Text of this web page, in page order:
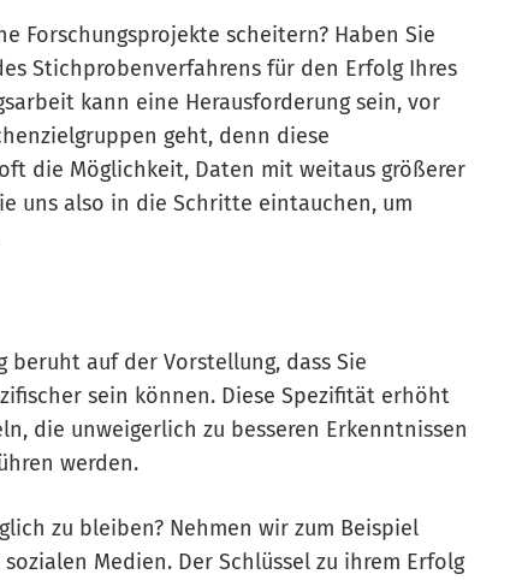
Forschungsprojekte scheitern? Haben Sie
Stichprobenverfahrens für den Erfolg Ihres
kann eine Herausforderung sein, vor
geht, denn diese
die Möglichkeit, Daten mit weitaus größerer
uns also in die Schritte eintauchen, um
beruht auf der Vorstellung, dass Sie
sein können. Diese Spezifität erhöht
die unweigerlich zu besseren Erkenntnissen
werden.
zu bleiben? Nehmen wir zum Beispiel
Medien. Der Schlüssel zu ihrem Erfolg